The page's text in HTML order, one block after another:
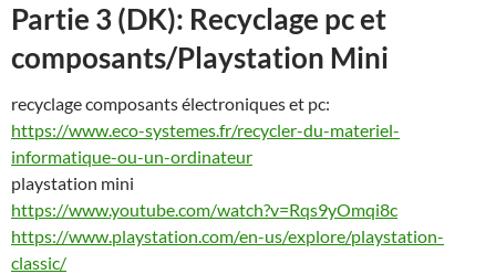
Partie 3 (DK): Recyclage pc et
composants/Playstation Mini
recyclage composants électroniques et pc:
https://www.eco-systemes.fr/recycler-du-materiel-
informatique-ou-un-ordinateur
playstation mini
https://www.youtube.com/watch?v=Rqs9yOmqi8c
https://www.playstation.com/en-us/explore/playstation-
classic/